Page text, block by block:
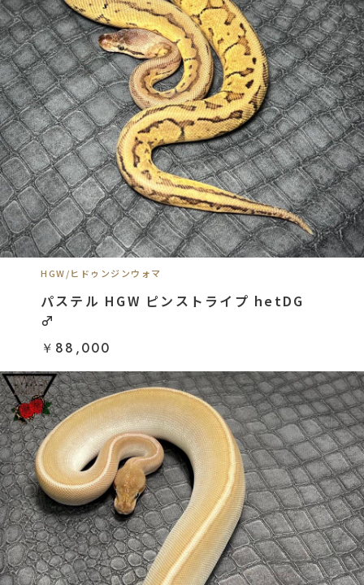
HGW/ヒドゥンジンウォマ
パステル HGW ピンストライプ hetDG
♂
￥88,000